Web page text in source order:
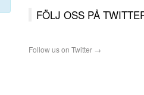
FÖLJ OSS PÅ
Follow us on Twitter →